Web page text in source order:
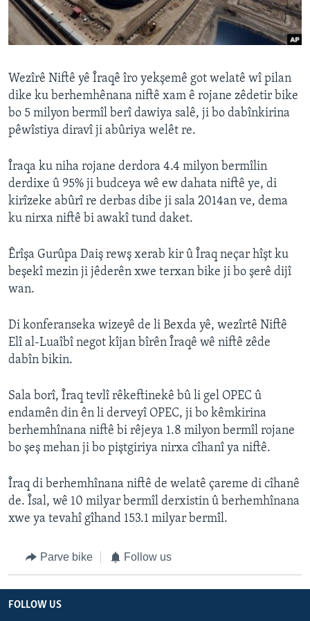
ÇAND Û HUNER
SERNIVÎS
Learning English
FOLLOW US
Zimanên Din
Wezîrê Niftê yê Îraqê îro yekşemê got welatê wî pilan
dike ku berhemhênana niftê xam ê rojane zêdetir bike
bo 5 milyon bermîl berî dawiya salê, ji bo dabînkirina
pêwîstiya diravî ji abûriya welêt re.
Îraqa ku niha rojane derdora 4.4 milyon bermîlin
derdixe û 95% ji budceya wê ew dahata niftê ye, di
kirîzeke abûrî re derbas dibe ji sala 2014an ve, dema
ku nirxa niftê bi awakî tund daket.
Êrîşa Gurûpa Daiş rewş xerab kir û Îraq neçar hîşt ku
beşekî mezin ji jêderên xwe terxan bike ji bo şerê dijî
wan.
Di konferanseka wizeyê de li Bexda yê, wezîrtê Niftê
Elî al-Luaîbî negot kîjan bîrên Îraqê wê niftê zêde
dabîn bikin.
Sala borî, Îraq tevlî rêkeftinekê bû li gel OPEC û
endamên din ên li derveyî OPEC, ji bo kêmkirina
berhemhînana niftê bi rêjeya 1.8 milyon bermîl rojane
bo şeş mehan ji bo piştgiriya nirxa cîhanî ya niftê.
Îraq di berhemhînana niftê de welatê çareme di cîhanê
de. Îsal, wê 10 milyar bermîl derxistin û berhemhînana
xwe ya tevahî gîhand 153.1 milyar bermîl.
Parve bike Follow us
FOLLOW US